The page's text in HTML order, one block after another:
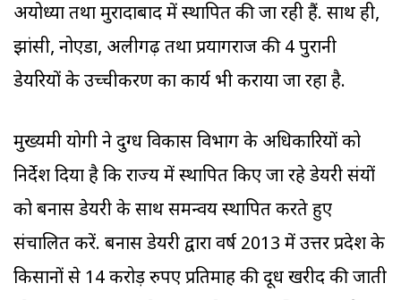
अयोध्या तथा मुरादाबाद में स्थापित की जा रही हैं. साथ ही,
झांसी, नोएडा, अलीगढ़ तथा प्रयागराज की 4 पुरानी
डेयरियों के उच्चीकरण का कार्य भी कराया जा रहा है.
मुख्यमंत्री योगी ने दुग्ध विकास विभाग के अधि‍कारियों को
निर्देश दिया है कि राज्य में स्थापित किए जा रहे डेयरी संयंत्रों
को बनास डेयरी के साथ समन्वय स्थापित करते हुए
संचालित करें. बनास डेयरी द्वारा वर्ष 2013 में उत्तर प्रदेश के
किसानों से 14 करोड़ रुपए प्रतिमाह की दूध खरीद की जाती